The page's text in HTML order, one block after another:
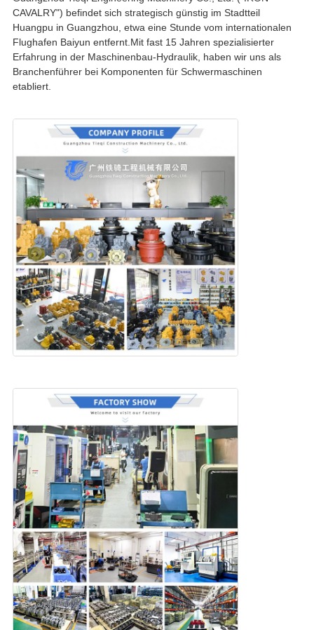
CAVALRY") befindet sich strategisch günstig im Stadtteil
Huangpu in Guangzhou, etwa eine Stunde vom internationalen
Flughafen Baiyun entfernt.Mit fast 15 Jahren spezialisierter
Erfahrung in der Maschinenbau-Hydraulik, haben wir uns als
Branchenführer bei Komponenten für Schwermaschinen
etabliert.